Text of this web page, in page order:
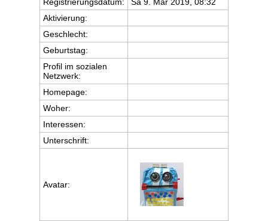
Aktivierung:
Geschlecht:
Geburtstag:
Profil im sozialen
Netzwerk:
Homepage:
Woher:
Interessen:
Unterschrift:
Avatar: